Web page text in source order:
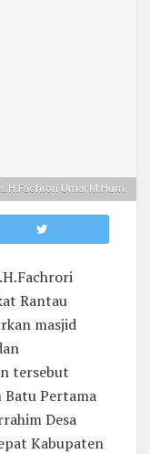
Umar,M.Hum.
Rantau
masjid
tersebut
Batu Pertama
Desa
Kabupaten